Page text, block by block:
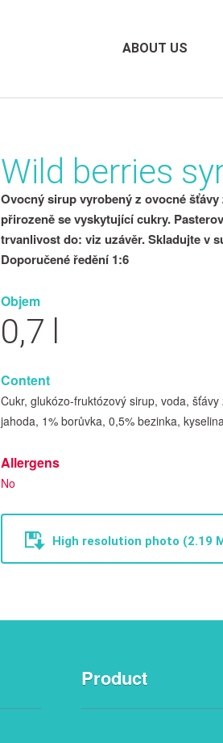
ABOUT US
Wild berries
Ovocný sirup vyrobený z ovocné
přirozeně se vyskytující cukry.
trvanlivost do: viz uzávěr. Skladujte v
Doporučené ředění 1:6
Objem
0,7 l
Content
Cukr, glukózo-fruktózový sirup, voda,
jahoda, 1% borůvka, 0,5% bezinka,
Allergens
No
High resolution photo (2.19
Product